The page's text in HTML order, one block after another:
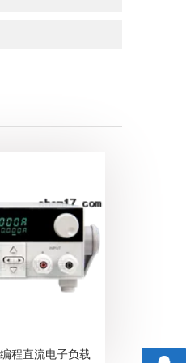
程直流电子负载